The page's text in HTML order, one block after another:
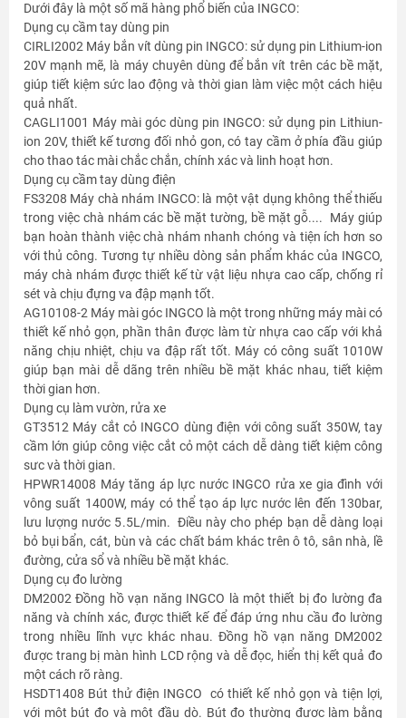
Dưới đây là một số mã hàng phổ biến của INGCO:
Dụng cụ cầm tay dùng pin
CIRLI2002 Máy bắn vít dùng pin INGCO: sử dụng pin Lithium-ion
20V mạnh mẽ, là máy chuyên dùng để bắn vít trên các bề mặt,
giúp tiết kiệm sức lao động và thời gian làm việc một cách hiệu
quả nhất.
CAGLI1001 Máy mài góc dùng pin INGCO: sử dụng pin Lithiun-
ion 20V, thiết kế tương đối nhỏ gon, có tay cầm ở phía đầu giúp
cho thao tác mài chắc chắn, chính xác và linh hoạt hơn.
Dụng cụ cầm tay dùng điện
FS3208 Máy chà nhám INGCO: là một vật dụng không thể thiếu
trong việc chà nhám các bề mặt tường, bề mặt gỗ.... Máy giúp
bạn hoàn thành việc chà nhám nhanh chóng và tiện ích hơn so
với thủ công. Tương tự nhiều dòng sản phẩm khác của INGCO,
máy chà nhám được thiết kế từ vật liệu nhựa cao cấp, chống rỉ
sét và chịu đựng va đập mạnh tốt.
AG10108-2 Máy mài góc INGCO là một trong những máy mài có
thiết kế nhỏ gọn, phần thân được làm từ nhựa cao cấp với khả
năng chịu nhiệt, chịu va đập rất tốt. Máy có công suất 1010W
giúp bạn mài dễ dãng trên nhiều bề mặt khác nhau, tiết kiệm
thời gian hơn.
Dụng cụ làm vườn, rửa xe
GT3512 Máy cắt cỏ INGCO dùng điện với công suất 350W, tay
cầm lớn giúp công việc cắt cỏ một cách dễ dàng tiết kiệm công
sưc và thời gian.
HPWR14008 Máy tăng áp lực nước INGCO rửa xe gia đình với
vông suất 1400W, máy có thể tạo áp lực nước lên đến 130bar,
lưu lượng nước 5.5L/min. Điều này cho phép bạn dễ dàng loại
bỏ bụi bẩn, cát, bùn và các chất bám khác trên ô tô, sân nhà, lề
đường, cửa sổ và nhiều bề mặt khác.
Dụng cụ đo lường
DM2002 Đồng hồ vạn năng INGCO là một thiết bị đo lường đa
năng và chính xác, được thiết kế để đáp ứng nhu cầu đo lường
trong nhiều lĩnh vực khác nhau. Đồng hồ vạn năng DM2002
được trang bị màn hình LCD rộng và dễ đọc, hiển thị kết quả đo
một cách rõ ràng.
HSDT1408 Bút thử điện INGCO có thiết kế nhỏ gọn và tiện lợi,
với một bút đo và một đầu dò. Bút đo thường được làm bằng